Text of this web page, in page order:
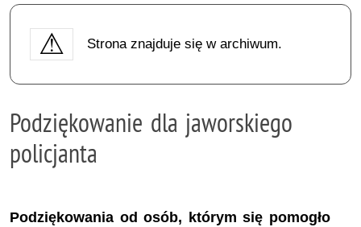
Strona znajduje się w archiwum.
Podziękowanie dla jaworskiego
policjanta
Podziękowania od osób, którym się pomogło